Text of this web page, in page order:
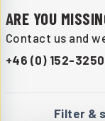
ARE YOU
Contact us and
+46 (0) 152-
Filter &